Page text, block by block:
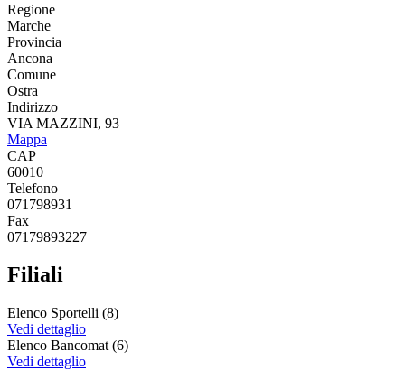
Regione
Marche
Provincia
Ancona
Comune
Ostra
Indirizzo
VIA MAZZINI, 93
Mappa
CAP
60010
Telefono
071798931
Fax
07179893227
Filiali
Elenco Sportelli (8)
Vedi dettaglio
Elenco Bancomat (6)
Vedi dettaglio